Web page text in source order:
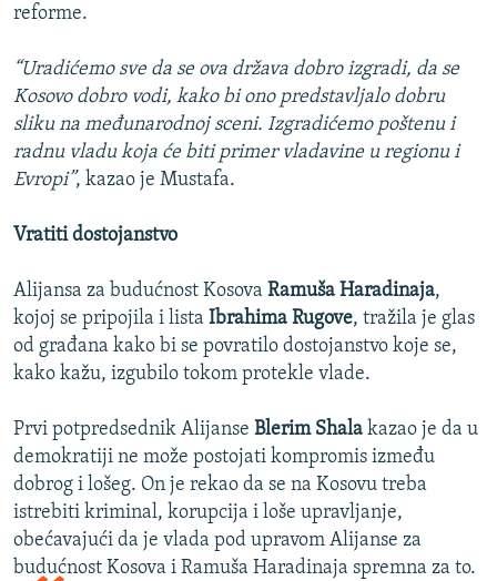
reforme.
“Uradićemo sve da se ova država dobro izgradi, da se
Kosovo dobro vodi, kako bi ono predstavljalo dobru
sliku na međunarodnoj sceni. Izgradićemo poštenu i
radnu vladu koja će biti primer vladavine u regionu i
Evropi”, kazao je Mustafa.
Vratiti dostojanstvo
Alijansa za budućnost Kosova Ramuša Haradinaja,
kojoj se pripojila i lista Ibrahima Rugove, tražila je glas
od građana kako bi se povratilo dostojanstvo koje se,
kako kažu, izgubilo tokom protekle vlade.
Prvi potpredsednik Alijanse Blerim Shala kazao je da u
demokratiji ne može postojati kompromis između
dobrog i lošeg. On je rekao da se na Kosovu treba
istrebiti kriminal, korupcija i loše upravljanje,
obećavajući da je vlada pod upravom Alijanse za
budućnost Kosova i Ramuša Haradinaja spremna za to.